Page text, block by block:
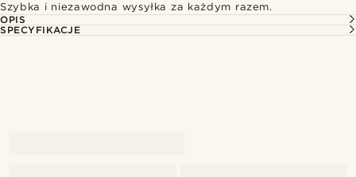
Szybka i niezawodna wysyłka za każdym razem.
OPIS
SPECYFIKACJE